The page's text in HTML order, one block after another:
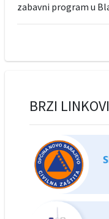
zabavni program u
BRZI LINKOVI